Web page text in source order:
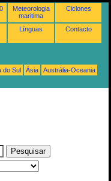
Meteorologia
maritima
Ciclones
Línguas Contacto
do Sul Ásia
Austrália-Oceania